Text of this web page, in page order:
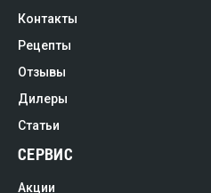
Контакты
Рецепты
Отзывы
Дилеры
Статьи
СЕРВИС
Акции